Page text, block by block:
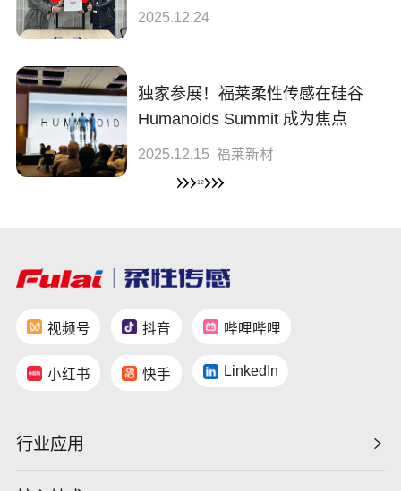
2025.12.24
独家参展！福莱柔性传感在硅谷
Humanoids Summit 成为焦点
2025.12.15 福莱新材
12
视频号 抖音 哔哩哔哩
小红书 快手 LinkedIn
行业应用